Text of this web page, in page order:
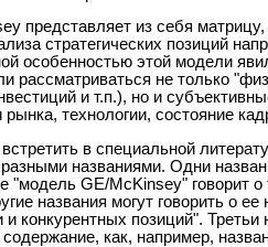
представляет из себя
стратегических позиций
особенностью этой модели
рассматриваться не только
и т.п.), но и
технологии, состояние
в специальной
названиями. Одни
"модель GE/McKinsey" говорит
названия могут говорить о
и конкурентных позиций".
как, например,